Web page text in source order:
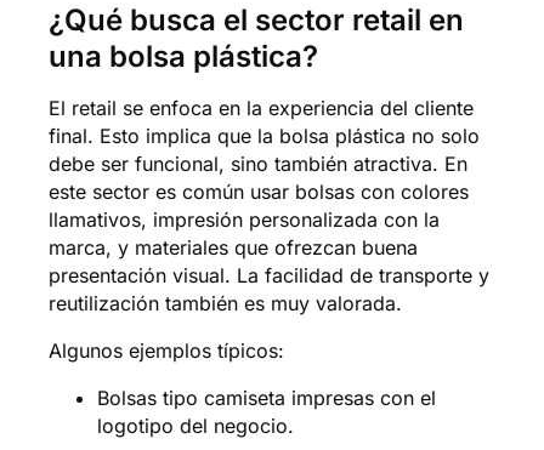
¿Qué busca el sector retail en
una bolsa plástica?
El retail se enfoca en la experiencia del cliente
final. Esto implica que la bolsa plástica no solo
debe ser funcional, sino también atractiva. En
este sector es común usar bolsas con colores
llamativos, impresión personalizada con la
marca, y materiales que ofrezcan buena
presentación visual. La facilidad de transporte y
reutilización también es muy valorada.
Algunos ejemplos típicos:
Bolsas tipo camiseta impresas con el
logotipo del negocio.